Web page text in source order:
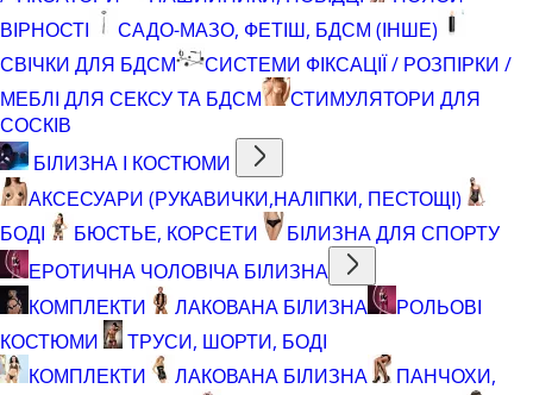
ВІРНОСТІ
САДО-МАЗО, ФЕТІШ, БДСМ (ІНШЕ)
СВІЧКИ ДЛЯ БДСМ
СИСТЕМИ ФІКСАЦІЇ / РОЗПІРКИ /
МЕБЛІ ДЛЯ СЕКСУ ТА БДСМ
СТИМУЛЯТОРИ ДЛЯ
СОСКІВ
БІЛИЗНА І КОСТЮМИ
АКСЕСУАРИ (РУКАВИЧКИ,НАЛІПКИ, ПЕСТОЩІ)
БОДІ
БЮСТЬЕ, КОРСЕТИ
БІЛИЗНА ДЛЯ СПОРТУ
ЕРОТИЧНА ЧОЛОВІЧА БІЛИЗНА
КОМПЛЕКТИ
ЛАКОВАНА БІЛИЗНА
РОЛЬОВІ
КОСТЮМИ
ТРУСИ, ШОРТИ, БОДІ
КОМПЛЕКТИ
ЛАКОВАНА БІЛИЗНА
ПАНЧОХИ,